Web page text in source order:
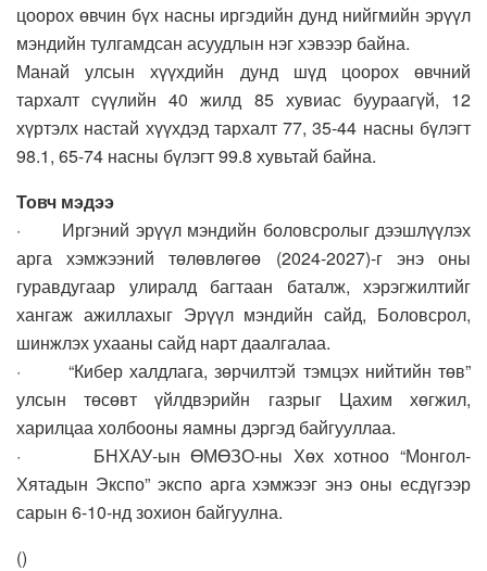
цоорох өвчин бүх насны иргэдийн дунд нийгмийн эрүүл
мэндийн тулгамдсан асуудлын нэг хэвээр байна.
Манай улсын хүүхдийн дунд шүд цоорох өвчний
тархалт сүүлийн 40 жилд 85 хувиас буураагүй, 12
хүртэлх настай хүүхдэд тархалт 77, 35-44 насны бүлэгт
98.1, 65-74 насны бүлэгт 99.8 хувьтай байна.
Товч мэдээ
· Иргэний эрүүл мэндийн боловсролыг дээшлүүлэх
арга хэмжээний төлөвлөгөө (2024-2027)-г энэ оны
гуравдугаар улиралд багтаан баталж, хэрэгжилтийг
хангаж ажиллахыг Эрүүл мэндийн сайд, Боловсрол,
шинжлэх ухааны сайд нарт даалгалаа.
· “Кибер халдлага, зөрчилтэй тэмцэх нийтийн төв”
улсын төсөвт үйлдвэрийн газрыг Цахим хөгжил,
харилцаа холбооны яамны дэргэд байгууллаа.
· БНХАУ-ын ӨМӨЗО-ны Хөх хотноо “Монгол-
Хятадын Экспо” экспо арга хэмжээг энэ оны есдүгээр
сарын 6-10-нд зохион байгуулна.
()